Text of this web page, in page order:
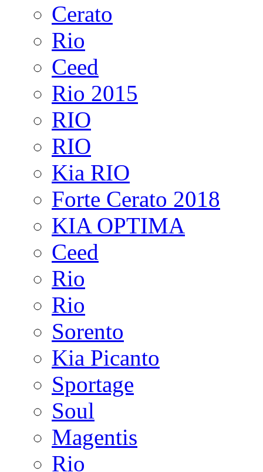
Cerato
Rio
Ceed
Rio 2015
RIO
RIO
Kia RIO
Forte Cerato 2018
KIA OPTIMA
Ceed
Rio
Rio
Sorento
Kia Picanto
Sportage
Soul
Magentis
Rio